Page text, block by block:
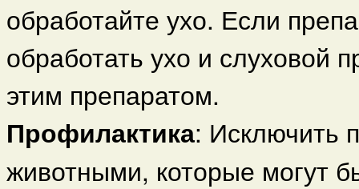
обработайте ухо. Если
обработать ухо и слуховой
этим препаратом.
Профилактика: Исключить
животными, которые могут